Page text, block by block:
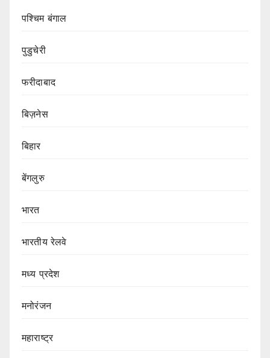
पश्चिम बंगाल
पुडुचेरी
फरीदाबाद
बिज़नेस
बिहार
बेंगलुरु
भारत
भारतीय रेलवे
मध्य प्रदेश
मनोरंजन
महाराष्ट्र